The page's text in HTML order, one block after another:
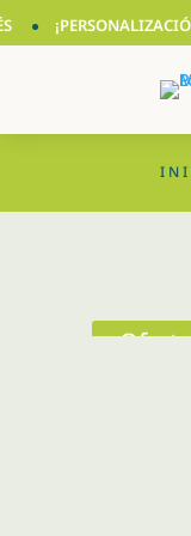
¡PERSONALIZACIÓN